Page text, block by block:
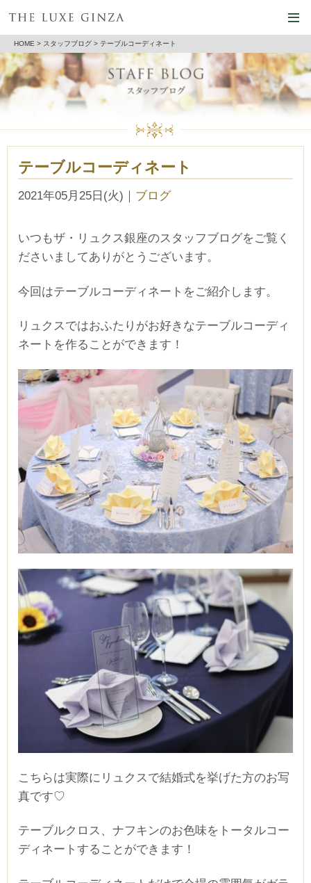
HOME > スタッフブログ > テーブルコーディネート
テーブルコーディネート
2021年05月25日(火) ｜ ブログ
いつもザ・リュクス銀座のスタッフブログをご覧く
ださいましてありがとうございます。
今回はテーブルコーディネートをご紹介します。
リュクスではおふたりがお好きなテーブルコーディ
ネートを作ることができます！
こちらは実際にリュクスで結婚式を挙げた方のお写
真です♡
テーブルクロス、ナフキンのお色味をトータルコー
ディネートすることができます！